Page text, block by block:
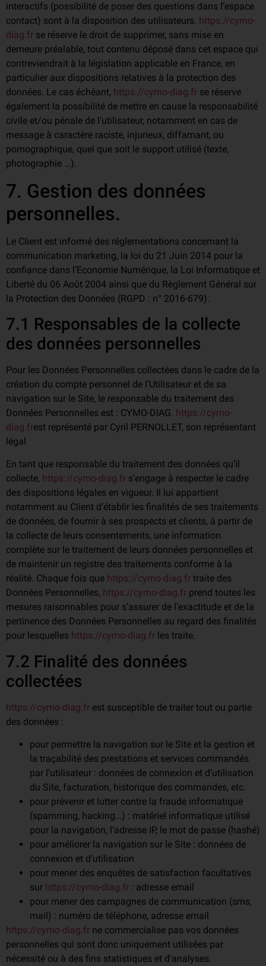
interactifs (possibilité de poser des questions dans l’espace
contact) sont à la disposition des utilisateurs. https://cymo-
diag.fr se réserve le droit de supprimer, sans mise en
demeure préalable, tout contenu déposé dans cet espace qui
contreviendrait à la législation applicable en France, en
particulier aux dispositions relatives à la protection des
données. Le cas échéant, https://cymo-diag.fr se réserve
également la possibilité de mettre en cause la responsabilité
civile et/ou pénale de l’utilisateur, notamment en cas de
message à caractère raciste, injurieux, diffamant, ou
pornographique, quel que soit le support utilisé (texte,
photographie …).
7. Gestion des données
personnelles.
Le Client est informé des réglementations concernant la
communication marketing, la loi du 21 Juin 2014 pour la
confiance dans l’Economie Numérique, la Loi Informatique et
Liberté du 06 Août 2004 ainsi que du Règlement Général sur
la Protection des Données (RGPD : n° 2016-679).
7.1 Responsables de la collecte
des données personnelles
Pour les Données Personnelles collectées dans le cadre de la
création du compte personnel de l’Utilisateur et de sa
navigation sur le Site, le responsable du traitement des
Données Personnelles est : CYMO-DIAG. https://cymo-
diag.frest représenté par Cyril PERNOLLET, son représentant
légal
En tant que responsable du traitement des données qu’il
collecte, https://cymo-diag.fr s’engage à respecter le cadre
des dispositions légales en vigueur. Il lui appartient
notamment au Client d’établir les finalités de ses traitements
de données, de fournir à ses prospects et clients, à partir de
la collecte de leurs consentements, une information
complète sur le traitement de leurs données personnelles et
de maintenir un registre des traitements conforme à la
réalité. Chaque fois que https://cymo-diag.fr traite des
Données Personnelles, https://cymo-diag.fr prend toutes les
mesures raisonnables pour s’assurer de l’exactitude et de la
pertinence des Données Personnelles au regard des finalités
pour lesquelles https://cymo-diag.fr les traite.
7.2 Finalité des données
collectées
https://cymo-diag.fr est susceptible de traiter tout ou partie
des données :
pour permettre la navigation sur le Site et la gestion et
la traçabilité des prestations et services commandés
par l’utilisateur : données de connexion et d’utilisation
du Site, facturation, historique des commandes, etc.
pour prévenir et lutter contre la fraude informatique
(spamming, hacking…) : matériel informatique utilisé
pour la navigation, l’adresse IP, le mot de passe (hashé)
pour améliorer la navigation sur le Site : données de
connexion et d’utilisation
pour mener des enquêtes de satisfaction facultatives
sur https://cymo-diag.fr : adresse email
pour mener des campagnes de communication (sms,
mail) : numéro de téléphone, adresse email
https://cymo-diag.fr ne commercialise pas vos données
personnelles qui sont donc uniquement utilisées par
nécessité ou à des fins statistiques et d’analyses.